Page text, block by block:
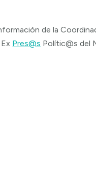
de la
Pres@s Polític@s del